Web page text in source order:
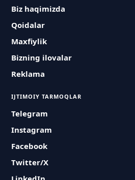
Biz haqimizda
Qoidalar
Maxfiylik
Bizning ilovalar
Reklama
IJTIMOIY TARMOQLAR
Telegram
Instagram
Facebook
Twitter/X